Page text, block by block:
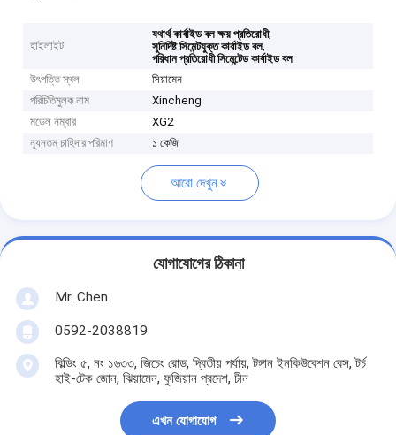
হাইলাইট
যথার্থ কার্বাইড বল ক্ষয় প্রতিরোধী,
সুনির্দিষ্ট সিমেন্টযুক্ত কার্বাইড বল,
পরিধান প্রতিরোধী সিমেন্টেড কার্বাইড বল
উৎপত্তি স্থল
সিয়ামেন
পরিচিতিমুলক নাম
Xincheng
মডেল নম্বার
XG2
ন্যূনতম চাহিদার পরিমাণ
১ কেজি
আরো দেখুন
যোগাযোগের ঠিকানা
Mr. Chen
0592-2038819
বিল্ডিং ৫, নং ১৬৩৩, জিচেং রোড, দ্বিতীয় পর্যায়, টঙ্গান ইনকিউবেশন বেস, টর্চ
হাই-টেক জোন, ঝিয়ামেন, ফুজিয়ান প্রদেশ, চীন
এখন যোগাযোগ